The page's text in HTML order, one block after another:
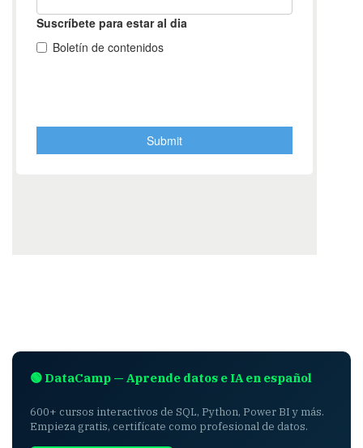
🟢 DataCamp — Aprende datos e IA en español
600+ cursos interactivos de SQL, Python, Power BI y más.
Empieza gratis, certifícate como profesional de datos.